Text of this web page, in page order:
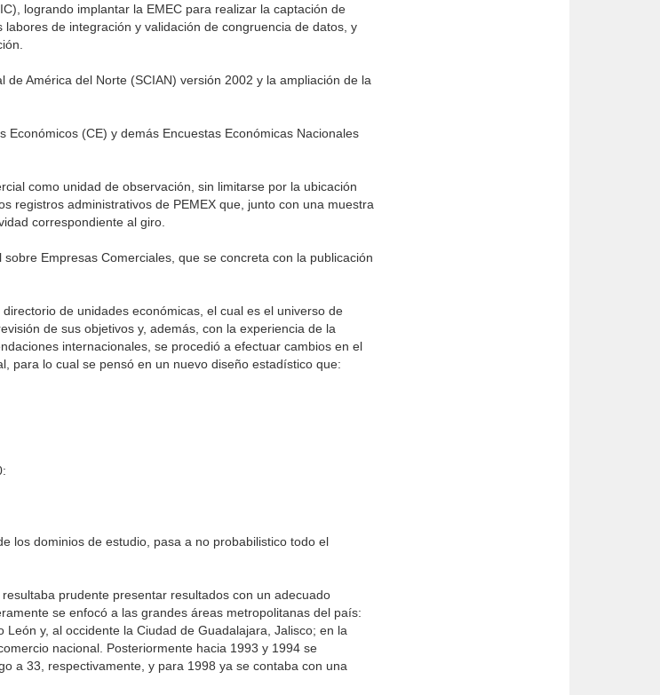
logrando implantar la EMEC para realizar la captación de
de integración y validación de congruencia de datos, y
América del Norte (SCIAN) versión 2002 y la ampliación de la
(CE) y demás Encuestas Económicas Nacionales
como unidad de observación, sin limitarse por la ubicación
registros administrativos de PEMEX que, junto con una muestra
correspondiente al giro.
Empresas Comerciales, que se concreta con la publicación
de unidades económicas, el cual es el universo de
de sus objetivos y, además, con la experiencia de la
internacionales, se procedió a efectuar cambios en el
para lo cual se pensó en un nuevo diseño estadístico que:
los dominios de estudio, pasa a no probabilistico todo el
prudente presentar resultados con un adecuado
se enfocó a las grandes áreas metropolitanas del país:
y, al occidente la Ciudad de Guadalajara, Jalisco; en la
nacional. Posteriormente hacia 1993 y 1994 se
a 33, respectivamente, y para 1998 ya se contaba con una